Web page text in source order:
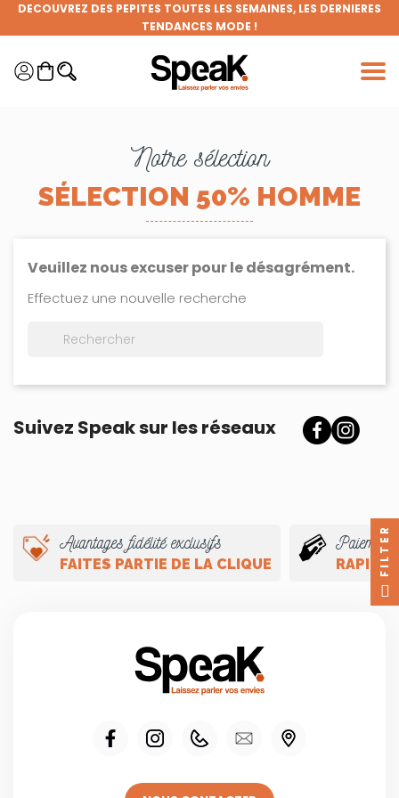
DÉCOUVREZ DES PÉPITES TOUTES LES SEMAINES, LES DERNIÈRES
TENDANCES MODE !
FRAIS DE PORT OFFERTS DÈS 50€ D'ACHAT (HORS REMISES)
GRANDE BRADERIE : TOUTES VOS ENVIES À PRIX RONDS !
Notre sélection
SÉLECTION 50% HOMME
Veuillez nous excuser pour le désagrément.
Effectuez une nouvelle recherche
Suivez Speak sur les réseaux
Avantages fidélité exclusifs
FAITES PARTIE DE LA CLIQUE
Paiement
RAPIDE
FILTER
Panneau de gestion des cookies